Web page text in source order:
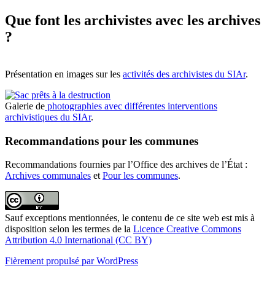
Que font les archivistes avec les archives
?
Présentation en images sur les activités des archivistes du SIAr.
Galerie de photographies avec différentes interventions
archivistiques du SIAr.
Recommandations pour les communes
Recommandations fournies par l’Office des archives de l’État :
Archives communales et Pour les communes.
Sauf exceptions mentionnées, le contenu de ce site web est mis à
disposition selon les termes de la Licence Creative Commons
Attribution 4.0 International (CC BY)
Fièrement propulsé par WordPress